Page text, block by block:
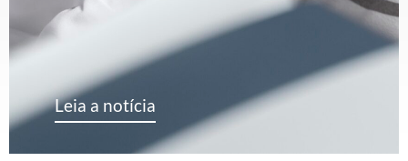
Leia a notícia